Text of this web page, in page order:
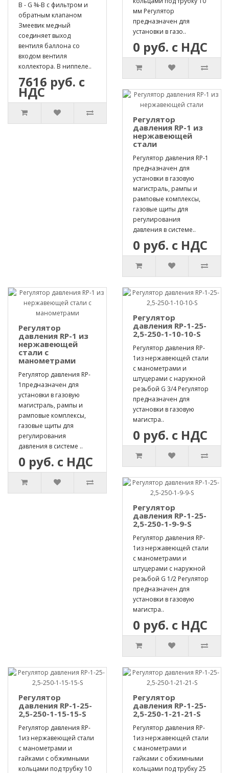
B - G ¾-B с фильтром и
обратным клапаном
Змеевик медный
соединяет выход
вентиля баллона со
входом вентиля
коллектора. В ниппеле..
7616 руб. с
НДС
мм Регулятор
предназначен для
установки в газо..
0 руб. с НДС
Регулятор
давления RP-1 из
нержавеющей
стали
Регулятор давления RP-1
предназначен для
установки в газовую
магистраль, рампы и
рамповые комплексы,
газовые щиты для
регулирования
давления в системе..
0 руб. с НДС
Регулятор
давления RP-1 из
нержавеющей
стали с
манометрами
Регулятор давления RP-
1предназначен для
установки в газовую
магистраль, рампы и
рамповые комплексы,
газовые щиты для
регулирования
давления в системе ..
0 руб. с НДС
Регулятор
давления RP-1-25-
2,5-250-1-10-10-S
Регулятор давления RP-
1из нержавеющей стали
с манометрами и
штуцерами с наружной
резьбой G 3/4 Регулятор
предназначен для
установки в газовую
магистра..
0 руб. с НДС
Регулятор
давления RP-1-25-
2,5-250-1-9-9-S
Регулятор давления RP-
1из нержавеющей стали
с манометрами и
штуцерами с наружной
резьбой G 1/2 Регулятор
предназначен для
установки в газовую
магистра..
0 руб. с НДС
Регулятор
давления RP-1-25-
2,5-250-1-15-15-S
Регулятор давления RP-
1из нержавеющей стали
с манометрами и
гайками с обжимными
кольцами под трубку 10
Регулятор
давления RP-1-25-
2,5-250-1-21-21-S
Регулятор давления RP-
1из нержавеющей стали
с манометрами и
гайками с обжимными
кольцами под трубку 25